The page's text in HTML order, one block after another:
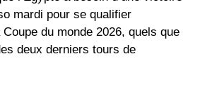
mardi pour se qualifier
du monde 2026, quels que
deux derniers tours de